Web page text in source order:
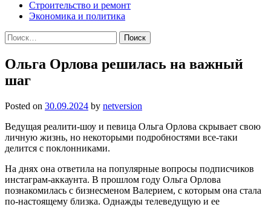
Строительство и ремонт
Экономика и политика
Найти:
Ольга Орлова решилась на важный
шаг
Posted on 30.09.2024 by netversion
Ведущая реалити-шоу и певица Ольга Орлова скрывает свою
личную жизнь, но некоторыми подробностями все-таки
делится с поклонниками.
На днях она ответила на популярные вопросы подписчиков
инстаграм-аккаунта. В прошлом году Ольга Орлова
познакомилась с бизнесменом Валерием, с которым она стала
по-настоящему близка. Однажды телеведущую и ее